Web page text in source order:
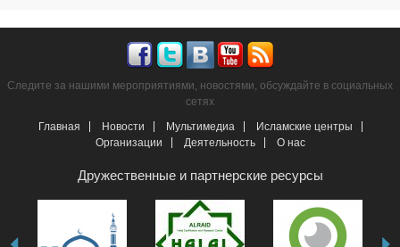
Следите за нашими мероприятиями, новостями, обсуждайте в социальных
сетях
Главная
Новости Мультимедиа
Исламские центры
Организации
Деятельность О нас
Дружественные и партнерские ресурсы